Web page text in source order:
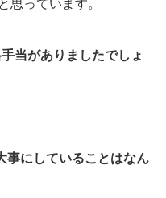
当がありましたでしょ
にしていることはなん